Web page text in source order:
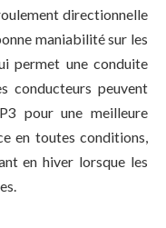
directionnelle
maniabilité sur les
permet une conduite
conducteurs peuvent
pour une meilleure
en toutes conditions,
en hiver lorsque les